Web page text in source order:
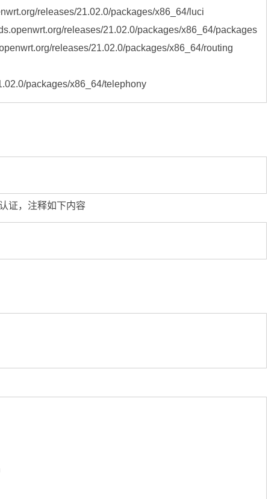
releases/21.02.0/packages/x86_64/luci
releases/21.02.0/packages/x86_64/packages
releases/21.02.0/packages/x86_64/routing
packages/x86_64/telephony
证，注释如下内容